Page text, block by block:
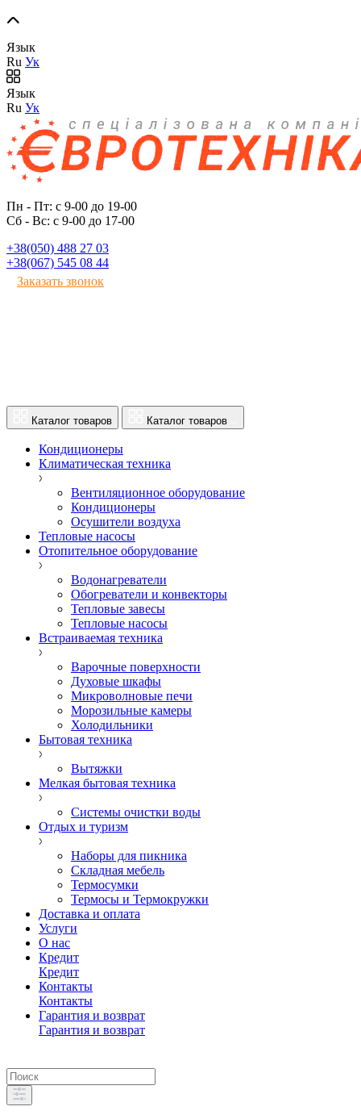
Язык
Ru Ук
Язык
Ru Ук
Пн - Пт: с 9-00 до 19-00
Сб - Вс: с 9-00 до 17-00
+38(050) 488 27 03
+38(067) 545 08 44
Заказать звонок
Каталог товаров Каталог товаров
Кондиционеры
Климатическая техника
Вентиляционное оборудование
Кондиционеры
Осушители воздуха
Тепловые насосы
Отопительное оборудование
Водонагреватели
Обогреватели и конвекторы
Тепловые завесы
Тепловые насосы
Встраиваемая техника
Варочные поверхности
Духовые шкафы
Микроволновые печи
Морозильные камеры
Холодильники
Бытовая техника
Вытяжки
Мелкая бытовая техника
Системы очистки воды
Отдых и туризм
Наборы для пикника
Складная мебель
Термосумки
Термосы и Термокружки
Доставка и оплата
Услуги
О нас
Кредит
Кредит
Контакты
Контакты
Гарантия и возврат
Гарантия и возврат